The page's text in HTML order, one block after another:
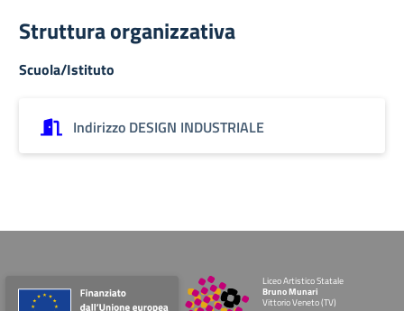
Struttura organizzativa
Scuola/Istituto
Indirizzo DESIGN INDUSTRIALE
Liceo Artistico Statale
Bruno Munari
Vittorio Veneto (TV)